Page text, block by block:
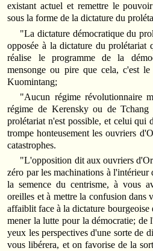
existant actuel et remettre le
sous la forme de la dictature du
"La dictature démocratique du
opposée à la dictature du prolétariat
réalise le programme de la
mensonge ou pire que cela, c'est
Kuomintang;
"Aucun régime révolutionnaire
régime de Kerensky ou de
prolétariat n'est possible, et celui qui
trompe honteusement les ouvriers
catastrophes.
"L'opposition dit aux ouvriers
zéro par les machinations à
la semence du centrisme, à vous
oreilles et à mettre la confusion dans
affaiblit face à la dictature bourgeoise
mener la lutte pour la démocratie; de
yeux les perspectives d'une sorte de
vous libérera, et on favorise de la